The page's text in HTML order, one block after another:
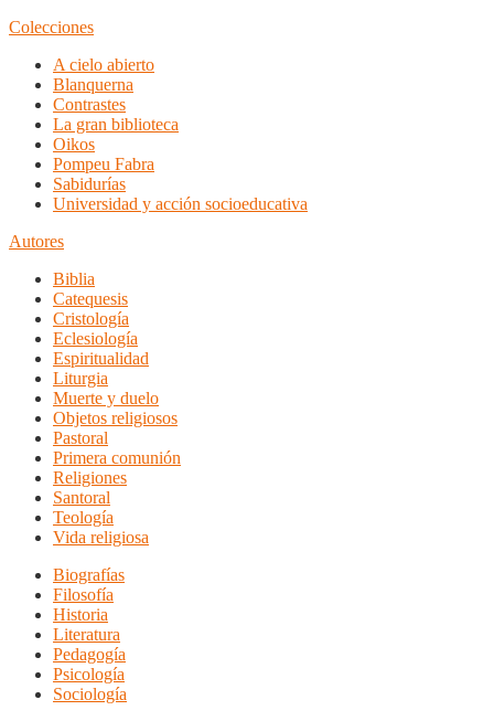
Colecciones
A cielo abierto
Blanquerna
Contrastes
La gran biblioteca
Oikos
Pompeu Fabra
Sabidurías
Universidad y acción socioeducativa
Autores
Biblia
Catequesis
Cristología
Eclesiología
Espiritualidad
Liturgia
Muerte y duelo
Objetos religiosos
Pastoral
Primera comunión
Religiones
Santoral
Teología
Vida religiosa
Biografías
Filosofía
Historia
Literatura
Pedagogía
Psicología
Sociología